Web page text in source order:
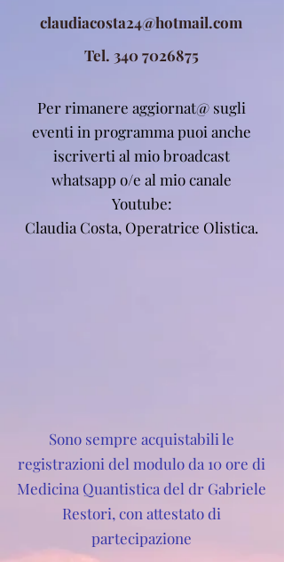
claudiacosta24@hotmail.com
Tel. 340 7026875
Per rimanere aggiornat@ sugli
eventi in programma puoi anche
iscriverti al mio broadcast
whatsapp o/e al mio canale
Youtube:
Claudia Costa, Operatrice Olistica.
Sono sempre acquistabili le
registrazioni del modulo da 10 ore di
Medicina Quantistica del dr Gabriele
Restori, con attestato di
partecipazione